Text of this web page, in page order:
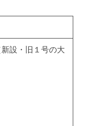
設・旧１号の大